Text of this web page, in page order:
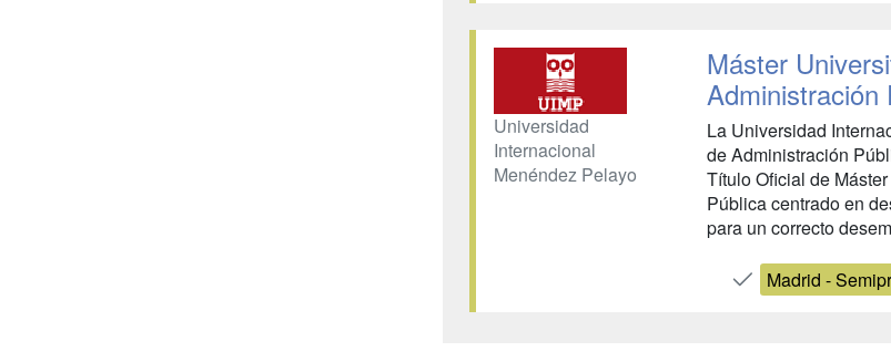
Universidad
Internacional
Menéndez Pelayo
Máster
Administración
La Universidad
de Administración
Título Oficial de
Pública centrado en
para un correcto
Madrid -